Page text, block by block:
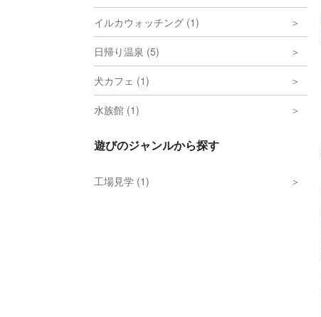
イルカウォッチング (1)
日帰り温泉 (5)
犬カフェ (1)
水族館 (1)
遊びのジャンルから探す
工場見学 (1)